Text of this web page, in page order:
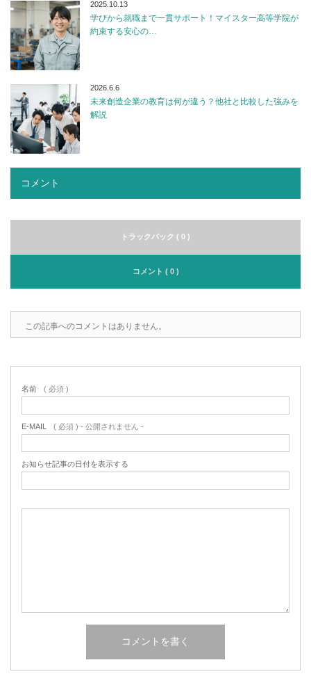
2025.10.13
学びから就職まで一貫サポート！マイスター高等学院が
約束する安心の…
2026.6.6
未来創造企業の教育は何が違う？他社と比較した強みを
解説
コメント
トラックバック ( 0 )
コメント ( 0 )
この記事へのコメントはありません。
名前 ( 必須 )
E-MAIL ( 必須 ) - 公開されません -
お知らせ記事の日付を表示する